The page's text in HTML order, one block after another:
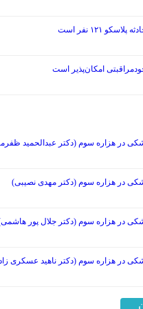
۱۲۱ نفر است
امکان‌پذیر است
در هزاره سوم (دکتر عبدالحمید
در هزاره سوم (دکتر مهدی نصیبی)
در هزاره سوم (دکتر جلال پور
در هزاره سوم (دکتر ناهید عسکری